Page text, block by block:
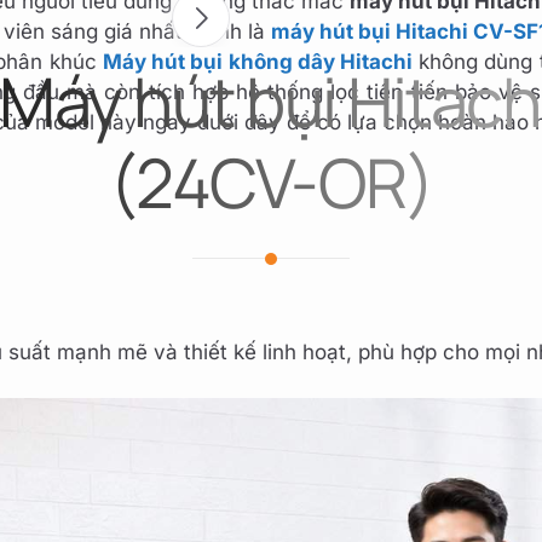
sáng giá nhất chính là máy hút bụi Hitachi CV-
khúc Máy hút bụi không dây Hitachi không
đầu mà còn tích hợp hệ thống lọc tiên tiến bảo vệ
model này ngay dưới đây để có lựa chọn hoàn
hút bụi
(24CV-OR)
mạnh mẽ và thiết kế linh hoạt, phù hợp cho mọi